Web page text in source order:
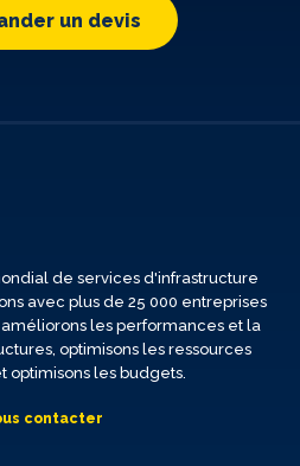
un devis
de services d'infrastructure
avec plus de 25 000 entreprises
les performances et la
optimisons les ressources
optimisons les budgets.
contacter